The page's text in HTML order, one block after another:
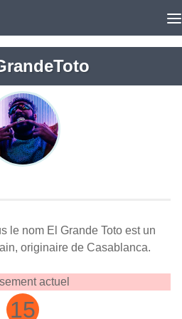
le nom El Grande Toto est un
originaire de Casablanca.
actuel
15